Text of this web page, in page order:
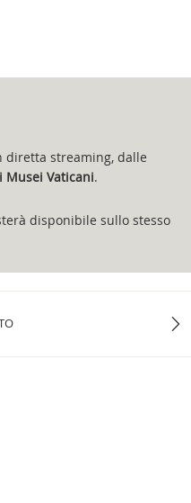
diretta streaming, dalle
Vaticani.
disponibile sullo stesso